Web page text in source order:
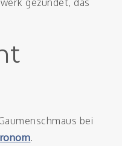
gezündet, das
bei
.